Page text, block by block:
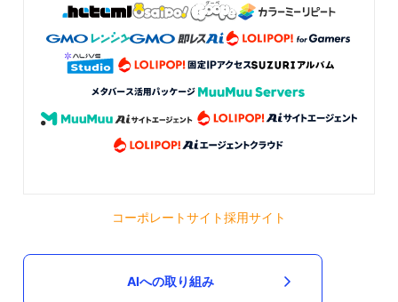
コーポレートサイト採用サイト
AIへの取り組み